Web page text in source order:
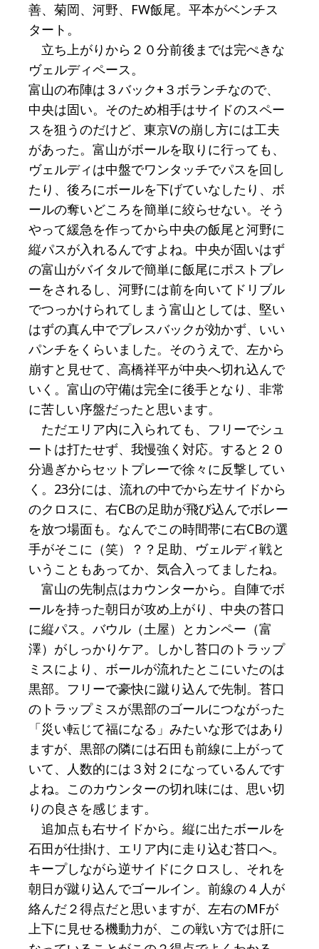
善、菊岡、河野、FW飯尾。平本がベンチス
タート。
立ち上がりから２０分前後までは完ぺきな
ヴェルディペース。
富山の布陣は３バック+３ボランチなので、
中央は固い。そのため相手はサイドのスペー
スを狙うのだけど、東京Vの崩し方には工夫
があった。富山がボールを取りに行っても、
ヴェルディは中盤でワンタッチでパスを回し
たり、後ろにボールを下げていなしたり、ボ
ールの奪いどころを簡単に絞らせない。そう
やって緩急を作ってから中央の飯尾と河野に
縦パスが入れるんですよね。中央が固いはず
の富山がバイタルで簡単に飯尾にポストプレ
ーをされるし、河野には前を向いてドリブル
でつっかけられてしまう富山としては、堅い
はずの真ん中でプレスバックが効かず、いい
パンチをくらいました。そのうえで、左から
崩すと見せて、高橋祥平が中央へ切れ込んで
いく。富山の守備は完全に後手となり、非常
に苦しい序盤だったと思います。
ただエリア内に入られても、フリーでシュ
ートは打たせず、我慢強く対応。すると２０
分過ぎからセットプレーで徐々に反撃してい
く。23分には、流れの中でから左サイドから
のクロスに、右CBの足助が飛び込んでボレー
を放つ場面も。なんでこの時間帯に右CBの選
手がそこに（笑）？？足助、ヴェルディ戦と
いうこともあってか、気合入ってましたね。
富山の先制点はカウンターから。自陣でボ
ールを持った朝日が攻め上がり、中央の苔口
に縦パス。バウル（土屋）とカンペー（富
澤）がしっかりケア。しかし苔口のトラップ
ミスにより、ボールが流れたとこにいたのは
黒部。フリーで豪快に蹴り込んで先制。苔口
のトラップミスが黒部のゴールにつながった
「災い転じて福になる」みたいな形ではあり
ますが、黒部の隣には石田も前線に上がって
いて、人数的には３対２になっているんです
よね。このカウンターの切れ味には、思い切
りの良さを感じます。
追加点も右サイドから。縦に出たボールを
石田が仕掛け、エリア内に走り込む苔口へ。
キープしながら逆サイドにクロスし、それを
朝日が蹴り込んでゴールイン。前線の４人が
絡んだ２得点だと思いますが、左右のMFが
上下に見せる機動力が、この戦い方では肝に